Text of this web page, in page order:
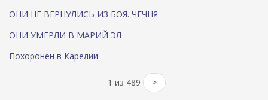
ОНИ НЕ ВЕРНУЛИСЬ ИЗ БОЯ. ЧЕЧНЯ
ОНИ УМЕРЛИ В МАРИЙ ЭЛ
Похоронен в Карелии
1 из 489 >